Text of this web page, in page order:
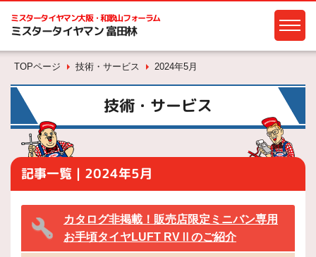
ミスタータイヤマン大阪・和歌山フォーラム
ミスタータイヤマン 富田林
TOPページ 技術・サービス 2024年5月
技術・サービス
記事一覧｜2024年5月
カタログ非掲載！販売店限定ミニバン専用
お手頃タイヤLUFT RVⅡのご紹介